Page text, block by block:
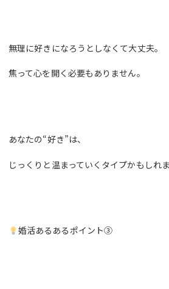
無理に好きになろうとしなくて大丈夫。
焦って心を開く必要もありません。
あなたの“好き”は、
じっくりと温まっていくタイプかもしれ
婚活あるあるポイント③